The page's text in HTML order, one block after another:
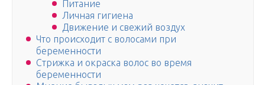
Питание
Личная гигиена
Движение и свежий воздух
Что происходит с волосами при
беременности
Стрижка и окраска волос во время
беременности